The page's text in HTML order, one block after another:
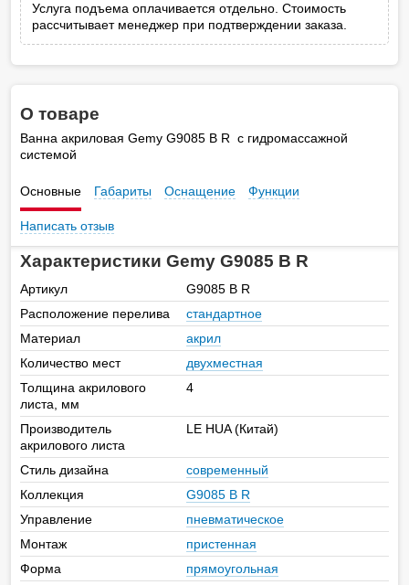
Услуга подъема оплачивается отдельно. Стоимость
рассчитывает менеджер при подтверждении заказа.
О товаре
Ванна акриловая Gemy G9085 B R с гидромассажной
системой
Основные Габариты Оснащение Функции
Написать отзыв
Характеристики Gemy G9085 B R
Артикул
G9085 B R
Расположение перелива
стандартное
Материал
акрил
Количество мест
двухместная
Толщина акрилового
листа, мм
4
Производитель
акрилового листа
LE HUA (Китай)
Стиль дизайна
современный
Коллекция
G9085 B R
Управление
пневматическое
Монтаж
пристенная
Форма
прямоугольная